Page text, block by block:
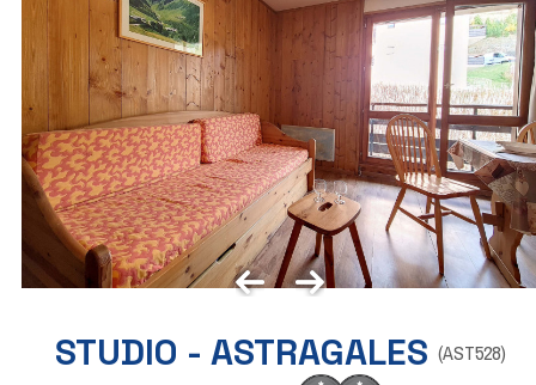
STUDIO - ASTRAGALES (AST528)